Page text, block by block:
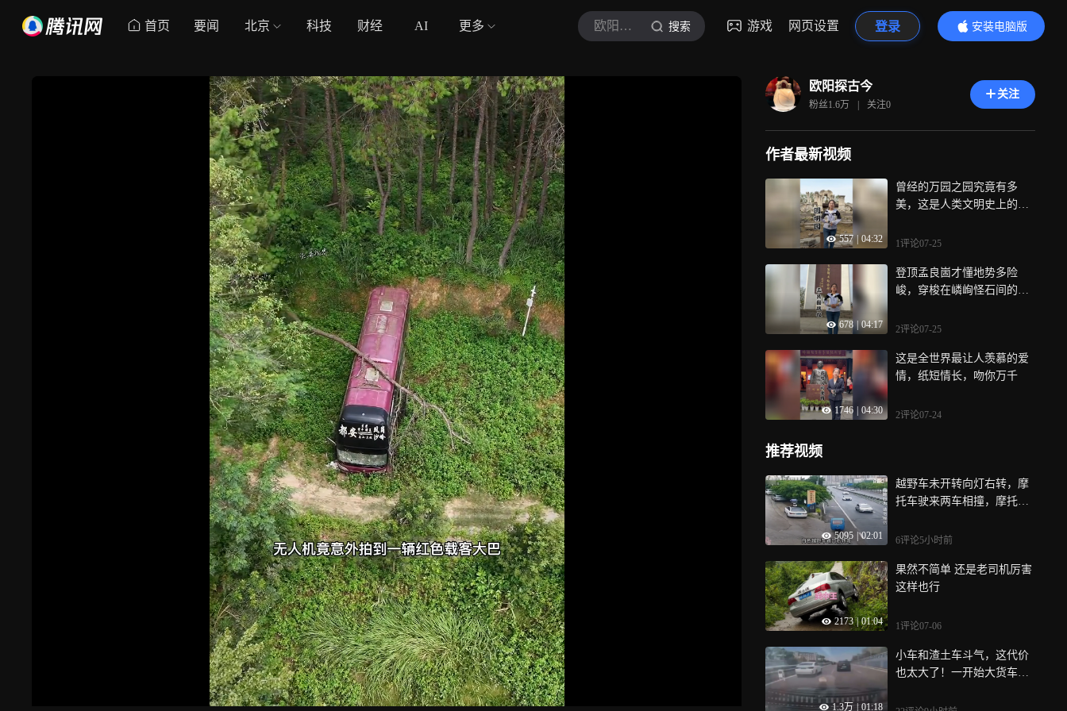
首页 要闻 北京 科技 财经 AI 更多 欧阳探古今 搜索 游戏 网页设置 登录
安装电脑版
内容更精彩
欧阳探古今
粉丝1.6万 | 关注0
关注
作者最新视频
557 | 04:32
曾经的万园之园究竟有多
美，这是人类文明史上的浩
的国耻
1评论07-25
678 | 04:17
登顶孟良崮才懂地势多险
峻，穿梭在嶙峋怪石间的红
此惊心动魄
2评论07-25
1746 04:30
这是全世界最让人羡慕的爱
情，纸短情长，吻你万千
2评论07-24
推荐视频
5095 02:01
越野车未开转向灯右转，摩
托车驶来两车相撞，摩托车
6评论5小时前
2173 | 01:04
果然不简单 还是老司机厉害
这样也行
1评论07-06
1.3万 01:18
小车和渣土车斗气，这代价
也太大了！一开始大货车别
去，就这样了